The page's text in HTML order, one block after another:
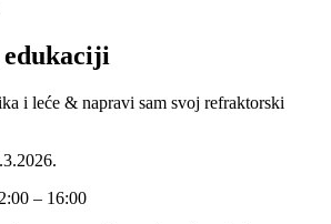
i leće & napravi sam svoj refraktorski
– 16:00